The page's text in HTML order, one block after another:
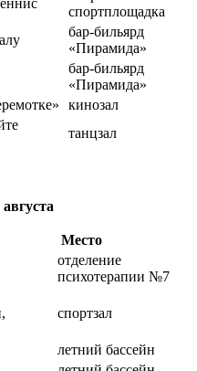
спортплощадка
бар-бильярд
«Пирамида»
бар-бильярд
«Пирамида»
кинозал
танцзал
августа
Место
отделение
психотерапии №7
спортзал
летний бассейн